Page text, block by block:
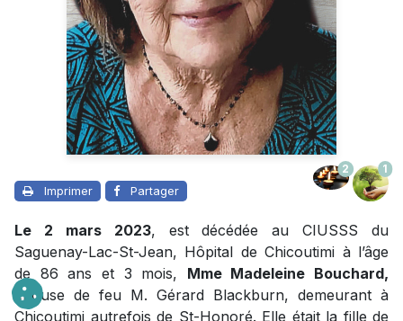
Imprimer Partager
2 1
Le 2 mars 2023, est décédée au CIUSSS du
Saguenay-Lac-St-Jean, Hôpital de Chicoutimi à l’âge
de 86 ans et 3 mois, Mme Madeleine Bouchard,
épouse de feu M. Gérard Blackburn, demeurant à
Chicoutimi autrefois de St-Honoré. Elle était la fille de